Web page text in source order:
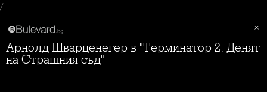
/
Арнолд Шварценегер в "Терминатор 2: Денят
на Страшния съд"